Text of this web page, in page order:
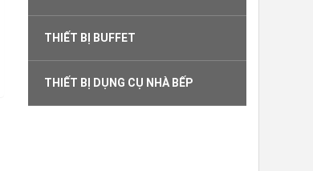
THIẾT BỊ BUFFET
THIẾT BỊ DỤNG CỤ NHÀ BẾP